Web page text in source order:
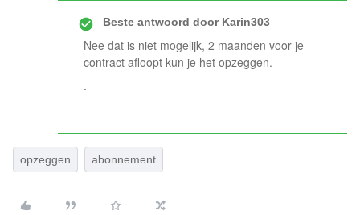
Beste antwoord doorKarin303
Nee dat is niet mogelijk, 2 maanden voor je
contract afloopt kun je het opzeggen.
.
opzeggen abonnement